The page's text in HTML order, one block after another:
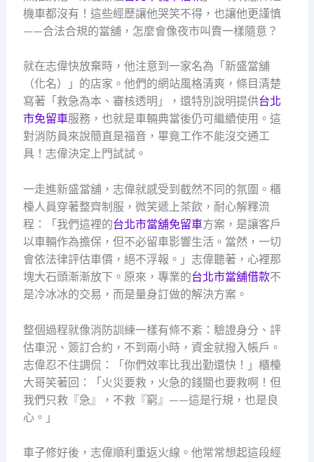
機車都沒有！這些經歷讓他哭笑不得，也讓他更謹慎
——合法合規的當舖，怎麼會像夜市叫賣一樣隨意？
就在志偉快放棄時，他注意到一家名為「新盛當舖
（化名）」的店家。他們的網站風格清爽，條目清楚
寫著「救急為本、審核透明」，還特別說明提供台北
市免留車服務，也就是車輛典當後仍可繼續使用。這
對消防員來說簡直是福音，畢竟工作不能沒交通工
具！志偉決定上門試試。
一走進新盛當舖，志偉就感受到截然不同的氛圍。櫃
檯人員穿著整齊制服，微笑遞上茶飲，耐心解釋流
程：「我們這裡的台北市當舖免留車方案，是讓客戶
以車輛作為擔保，但不必留車影響生活。當然，一切
會依法律評估車價，絕不浮報。」志偉聽著，心裡那
塊大石頭漸漸放下。原來，專業的台北市當舖借款不
是冷冰冰的交易，而是量身訂做的解決方案。
整個過程就像消防訓練一樣有條不紊：驗證身分、評
估車況、簽訂合約，不到兩小時，資金就撥入帳戶。
志偉忍不住調侃：「你們效率比我出勤還快！」櫃檯
大哥笑著回：「火災要救，火急的錢關也要救啊！但
我們只救『急』，不救『窮』——這是行規，也是良
心。」
車子修好後，志偉順利重返火線。他常常想起這段經